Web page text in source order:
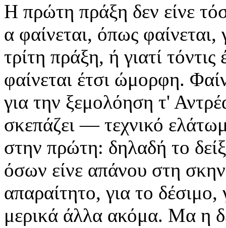
Η πρώτη πράξη δεν είνε
α φαίνεται, όπως φαίνεται,
τρίτη πράξη, ή γιατί
φαίνεται έτσι ώμορφη.
για την ξεμολόηση τ'
σκεπάζει — τεχνικό
στην πρώτη: δηλαδή το
όσων είνε απάνου στη
απαραίτητο, για το
μερικά άλλα ακόμα. Μα η